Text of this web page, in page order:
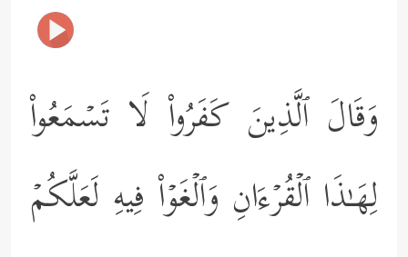
وَقَالَ ٱلَّذِینَ كَفَرُواْ لَا تَسۡمَعُواْ
لِهَـٰذَا ٱلۡقُرۡءَانِ وَٱلۡغَوۡاْ فِیهِ لَعَلَّكُمۡ